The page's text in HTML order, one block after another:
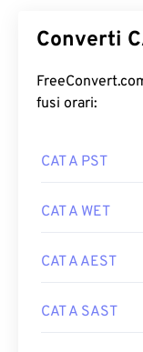
Converti
fusi orari:
CAT A PST
CAT A WET
CAT A AEST
CAT A SAST